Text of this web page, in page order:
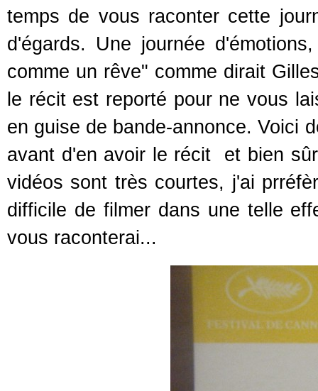
temps de vous raconter cette
d'égards. Une journée
comme un rêve" comme dirait
le récit est reporté pour ne vous
en guise de bande-annonce. Voici
avant d'en avoir le récit et bien
vidéos sont très courtes, j'ai
difficile de filmer dans une telle
vous raconterai...